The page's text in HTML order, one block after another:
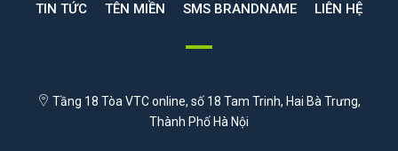
TIN TỨC
TÊN MIỀN SMS BRANDNAME LIÊN HỆ
Tầng 18 Tòa VTC online, số 18 Tam Trinh, Hai Bà Trưng,
Thành Phố Hà Nội